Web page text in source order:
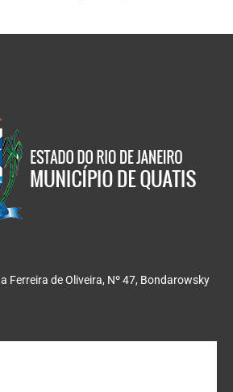
Ferreira de Oliveira, Nº 47, Bondarowsky